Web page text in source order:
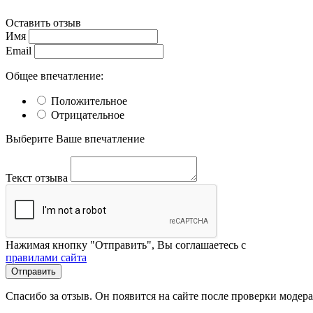
Оставить отзыв
Имя
Email
Общее впечатление:
Положительное
Отрицательное
Выберите Ваше впечатление
Текст отзыва
Нажимая кнопку "Отправить", Вы соглашаетесь с
правилами сайта
Отправить
Спасибо за отзыв. Он появится на сайте после проверки